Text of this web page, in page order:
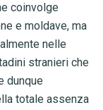
coinvolge
e moldave, ma
nelle
stranieri che
dunque
totale assenza